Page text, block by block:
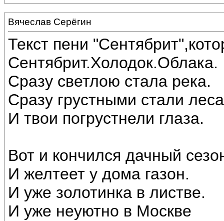
Вячеслав Серёгин
Текст пени
Сентябрит.Холодок.Облака.
Сразу светлою стала река.
Сразу грустными стали
И твои погрустнели глаза.
Вот и кончился дачный
И желтеет у дома газон.
И уже золотинка в листве.
И уже неуютно в Москве